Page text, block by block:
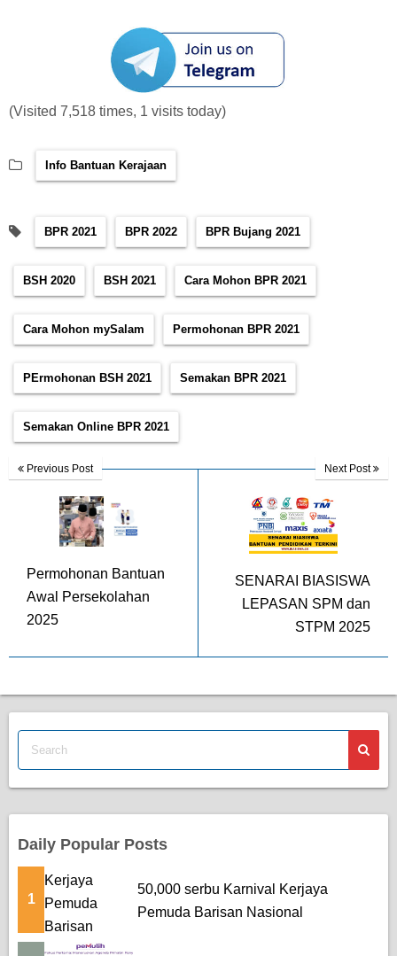
(Visited 7,518 times, 1 visits today)
Info Bantuan Kerajaan
BPR 2021 BPR 2022 BPR Bujang 2021
BSH 2020 BSH 2021 Cara Mohon BPR 2021
Cara Mohon mySalam Permohonan BPR 2021
PErmohonan BSH 2021 Semakan BPR 2021
Semakan Online BPR 2021
Previous Post
Permohonan Bantuan
Awal Persekolahan
2025
Next Post
SENARAI BIASISWA
LEPASAN SPM dan
STPM 2025
Daily Popular Posts
1
50,000 serbu Karnival Kerjaya
Pemuda Barisan Nasional